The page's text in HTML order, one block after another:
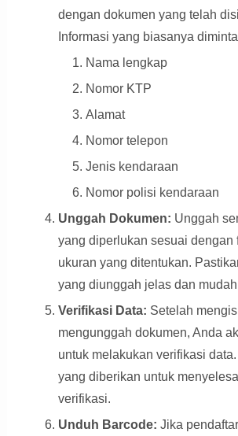
dengan dokumen yang telah
Informasi yang biasanya
Nama lengkap
Nomor KTP
Alamat
Nomor telepon
Jenis kendaraan
Nomor polisi kendaraan
Unggah Dokumen: Unggah
yang diperlukan sesuai dengan
ukuran yang ditentukan.
yang diunggah jelas dan
Verifikasi Data: Setelah
mengunggah dokumen, Anda
untuk melakukan verifikasi
yang diberikan untuk
verifikasi.
Unduh Barcode: Jika